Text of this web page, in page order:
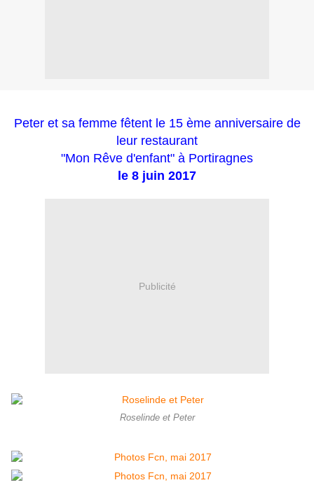
Peter et sa femme fêtent le 15 ème anniversaire de
leur restaurant
"Mon Rêve d'enfant" à Portiragnes
le 8 juin 2017
Publicité
Roselinde et Peter